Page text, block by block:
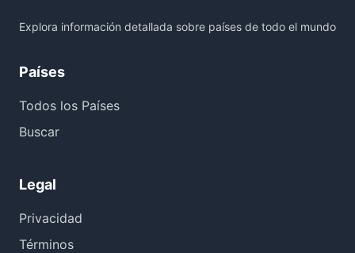
Explora información detallada sobre países de todo el mundo
Países
Todos los Países
Buscar
Legal
Privacidad
Términos